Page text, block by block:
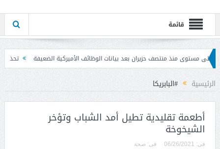
قائمة
بعد بيانات الوظائف الأميركية الضعيفة تحذير المواطنين من مشاركة رمز الـ OTP
الرئيسية #البابريكا
أطعمة تقليدية تطيل أمد الشباب وتؤخر
الشيخوخة
فى: 06/26/2021 فى: صحة